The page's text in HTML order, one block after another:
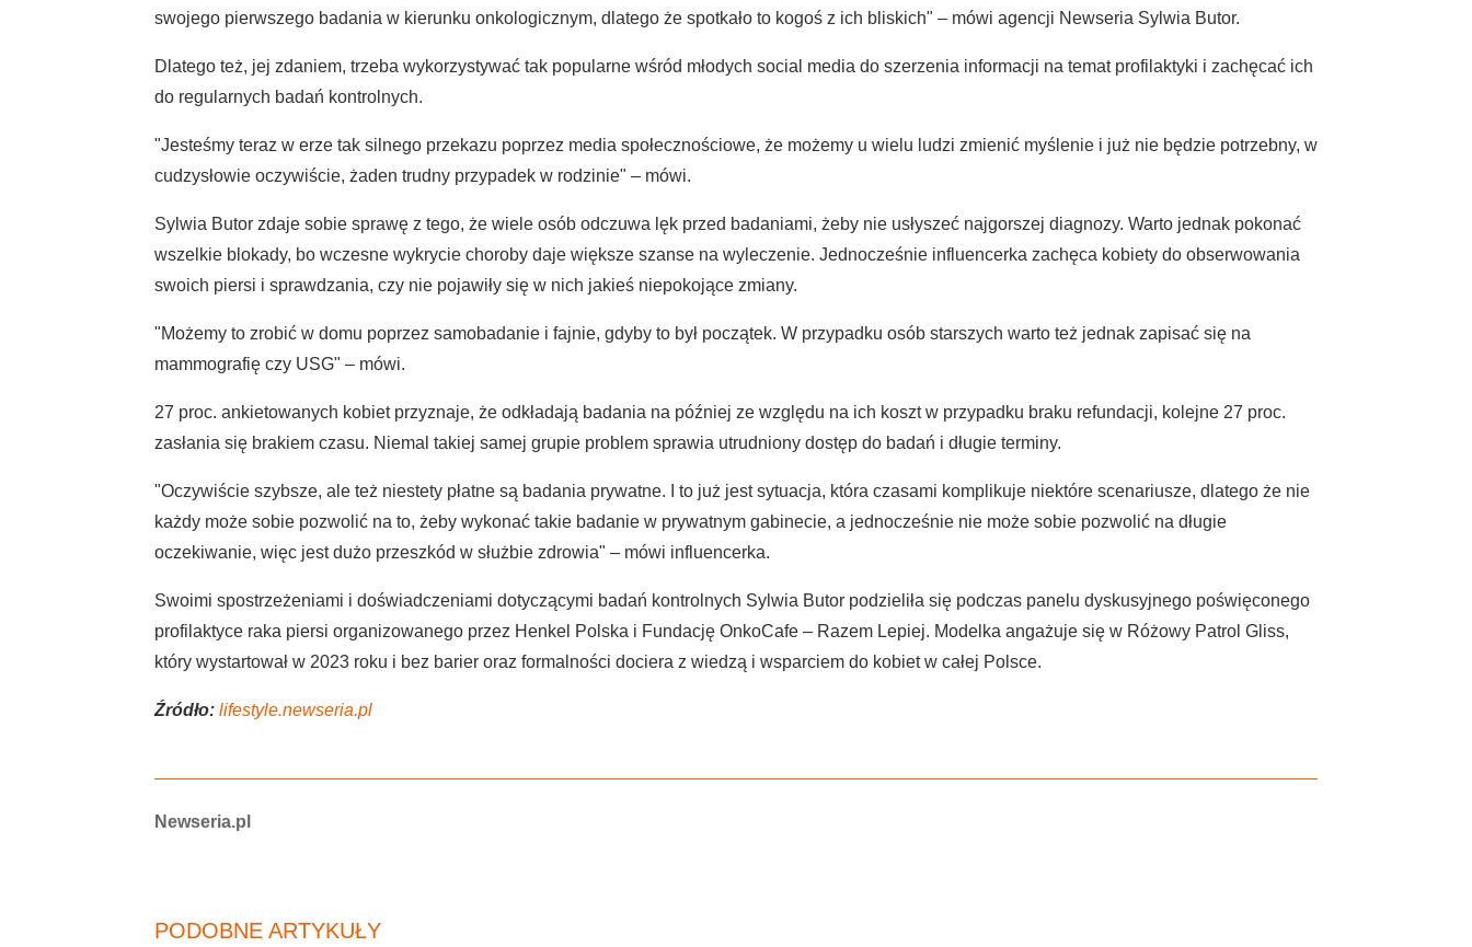
swojego pierwszego badania w kierunku onkologicznym, dlatego że spotkało to kogoś z ich bliskich" – mówi agencji Newseria Sylwia Butor.
Dlatego też, jej zdaniem, trzeba wykorzystywać tak popularne wśród młodych social media do szerzenia informacji na temat profilaktyki i zachęcać ich
do regularnych badań kontrolnych.
"Jesteśmy teraz w erze tak silnego przekazu poprzez media społecznościowe, że możemy u wielu ludzi zmienić myślenie i już nie będzie potrzebny, w
cudzysłowie oczywiście, żaden trudny przypadek w rodzinie" – mówi.
Sylwia Butor zdaje sobie sprawę z tego, że wiele osób odczuwa lęk przed badaniami, żeby nie usłyszeć najgorszej diagnozy. Warto jednak pokonać
wszelkie blokady, bo wczesne wykrycie choroby daje większe szanse na wyleczenie. Jednocześnie influencerka zachęca kobiety do obserwowania
swoich piersi i sprawdzania, czy nie pojawiły się w nich jakieś niepokojące zmiany.
"Możemy to zrobić w domu poprzez samobadanie i fajnie, gdyby to był początek. W przypadku osób starszych warto też jednak zapisać się na
mammografię czy USG" – mówi.
27 proc. ankietowanych kobiet przyznaje, że odkładają badania na później ze względu na ich koszt w przypadku braku refundacji, kolejne 27 proc.
zasłania się brakiem czasu. Niemal takiej samej grupie problem sprawia utrudniony dostęp do badań i długie terminy.
"Oczywiście szybsze, ale też niestety płatne są badania prywatne. I to już jest sytuacja, która czasami komplikuje niektóre scenariusze, dlatego że nie
każdy może sobie pozwolić na to, żeby wykonać takie badanie w prywatnym gabinecie, a jednocześnie nie może sobie pozwolić na długie
oczekiwanie, więc jest dużo przeszkód w służbie zdrowia" – mówi influencerka.
Swoimi spostrzeżeniami i doświadczeniami dotyczącymi badań kontrolnych Sylwia Butor podzieliła się podczas panelu dyskusyjnego poświęconego
profilaktyce raka piersi organizowanego przez Henkel Polska i Fundację OnkoCafe – Razem Lepiej. Modelka angażuje się w Różowy Patrol Gliss,
który wystartował w 2023 roku i bez barier oraz formalności dociera z wiedzą i wsparciem do kobiet w całej Polsce.
Źródło: lifestyle.newseria.pl
Autorzy:
Newseria.pl
PODOBNE ARTYKUŁY